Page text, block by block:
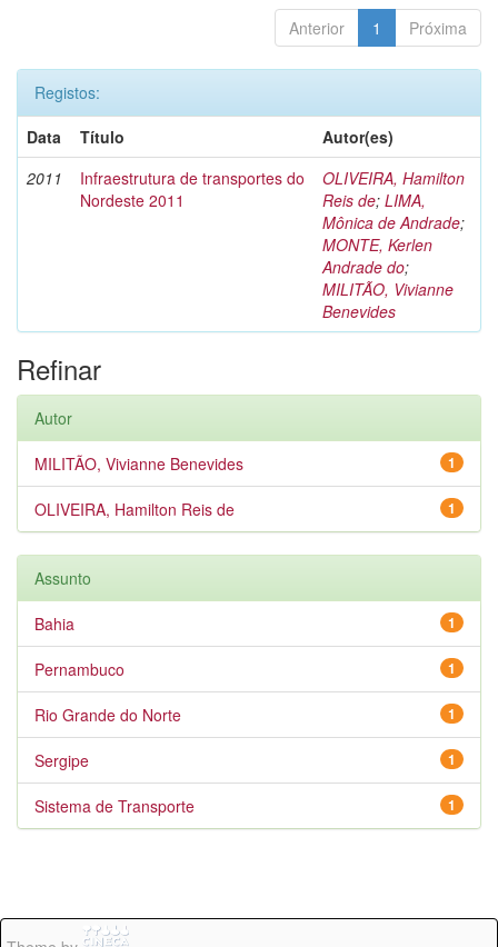
Anterior 1 Próxima
Registos:
Data
Título
Autor(es)
2011
Infraestrutura de transportes do
Nordeste 2011
OLIVEIRA, Hamilton
Reis de; LIMA,
Mônica de Andrade;
MONTE, Kerlen
Andrade do;
MILITÃO, Vivianne
Benevides
Refinar
Autor
1
MILITÃO, Vivianne Benevides
1
OLIVEIRA, Hamilton Reis de
Assunto
1
Bahia
1
Pernambuco
1
Rio Grande do Norte
1
Sergipe
1
Sistema de Transporte